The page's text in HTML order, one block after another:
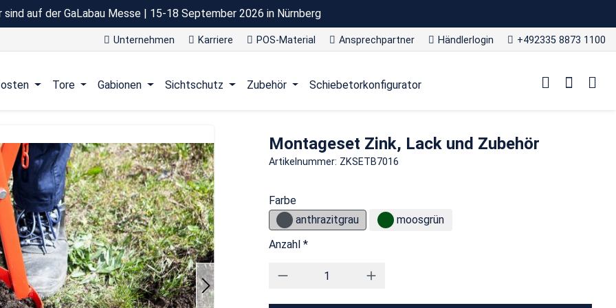
sind auf der GaLabau Messe | 15-18 September 2026 in Nürnberg
Unternehmen Karriere POS-Material Ansprechpartner Händlerlogin +492335 8873 1100
Tore Gabionen Sichtschutz Zubehör Schiebetorkonfigurator
Montageset Zink, Lack und Zubehör
Artikelnummer: ZKSETB7016
Farbe
anthrazitgrau
moosgrün
Anzahl *